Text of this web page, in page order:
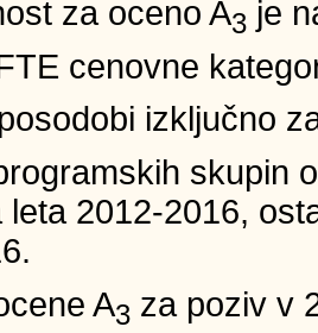
za oceno A3 je
cenovne
izključno
skupin
leta 2012-2016,
A3 za poziv v